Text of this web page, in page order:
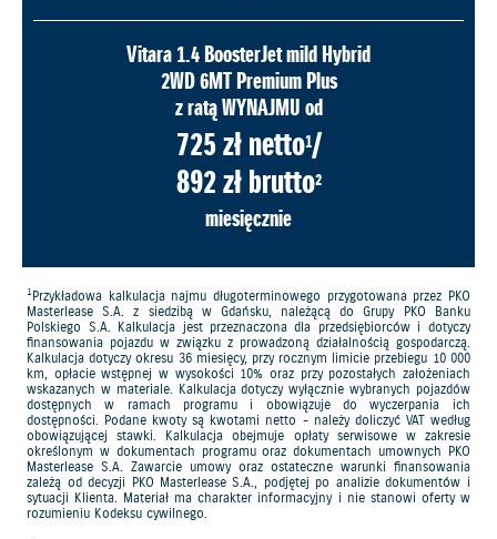
Vitara 1.4 BoosterJet mild Hybrid
2WD 6MT Premium Plus
z ratą WYNAJMU od
725 zł netto1/
892 zł brutto2
miesięcznie
1Przykładowa kalkulacja najmu długoterminowego przygotowana przez PKO
Masterlease S.A. z siedzibą w Gdańsku, należącą do Grupy PKO Banku
Polskiego S.A. Kalkulacja jest przeznaczona dla przedsiębiorców i dotyczy
finansowania pojazdu w związku z prowadzoną działalnością gospodarczą.
Kalkulacja dotyczy okresu 36 miesięcy, przy rocznym limicie przebiegu 10 000
km, opłacie wstępnej w wysokości 10% oraz przy pozostałych założeniach
wskazanych w materiale. Kalkulacja dotyczy wyłącznie wybranych pojazdów
dostępnych w ramach programu i obowiązuje do wyczerpania ich
dostępności. Podane kwoty są kwotami netto - należy doliczyć VAT według
obowiązującej stawki. Kalkulacja obejmuje opłaty serwisowe w zakresie
określonym w dokumentach programu oraz dokumentach umownych PKO
Masterlease S.A. Zawarcie umowy oraz ostateczne warunki finansowania
zależą od decyzji PKO Masterlease S.A., podjętej po analizie dokumentów i
sytuacji Klienta. Materiał ma charakter informacyjny i nie stanowi oferty w
rozumieniu Kodeksu cywilnego.